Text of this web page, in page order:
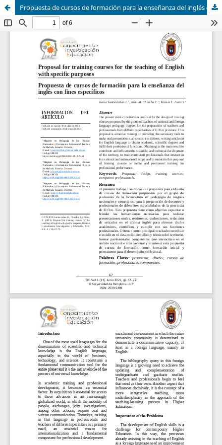
Propuesta de cursos de formación para la enseñanza del inglés con fines específicos